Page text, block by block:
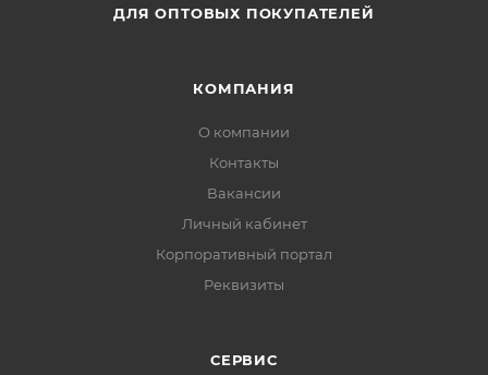
ДЛЯ ОПТОВЫХ ПОКУПАТЕЛЕЙ
КОМПАНИЯ
О компании
Контакты
Вакансии
Личный кабинет
Корпоративный портал
Реквизиты
СЕРВИС